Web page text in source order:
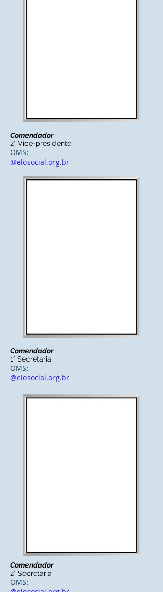
Comendador
2° Vice-presidente
OMS:
@elosocial.org.br
Comendador
1° Secretaria
OMS:
@elosocial.org.br
Comendador
2° Secretaria
OMS: